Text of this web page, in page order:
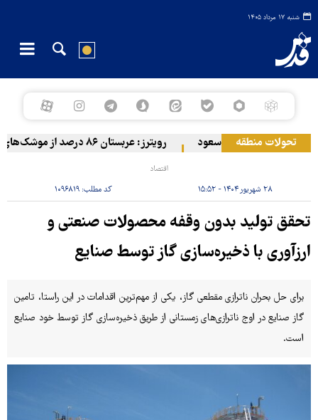
شنبه ۱۷ مرداد ۱۴۰۵
تحولات منطقه
مواضع مزدوران آل سعود رویترز: عربستان ۸۶ درصد از موشک‌های پاتریوت خود را استفاده کرده است
اقتصاد
۲۸ شهریور ۱۴۰۴ - ۱۵:۵۲ کد مطلب:۱۰۹۶۸۱۹
تحقق تولید بدون وقفه محصولات صنعتی و
ارزآوری با ذخیره‌سازی گاز توسط صنایع
برای حل بحران ناترازی مقطعی گاز، یکی از مهم‌ترین اقدامات در این راستا، تامین
گاز صنایع در اوج ناترازی‌های زمستانی از طریق ذخیره‌سازی گاز توسط خود صنایع
است.